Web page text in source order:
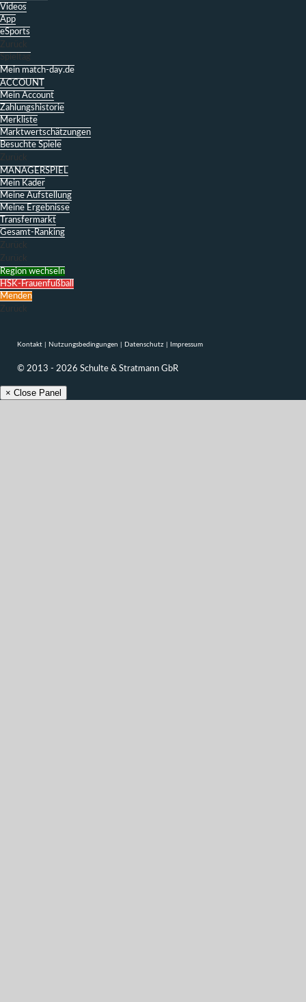
Videos
App
eSports
Zurück
Spieltag
Mein match-day.de
ACCOUNT
Mein Account
Zahlungshistorie
Merkliste
Marktwertschätzungen
Besuchte Spiele
Zurück
MANAGERSPIEL
Mein Kader
Meine Aufstellung
Meine Ergebnisse
Transfermarkt
Gesamt-Ranking
Zurück
Zurück
Region wechseln
HSK-Frauenfußball
Menden
Zurück
Kontakt Nutzungsbedingungen Datenschutz Impressum
© 2013 - 2026 Schulte & Stratmann GbR
× Close Panel